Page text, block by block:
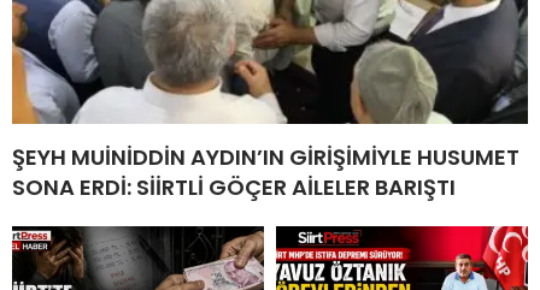
ŞEYH MUİNİDDİN AYDIN’IN GİRİŞİMİYLE HUSUMET
SONA ERDİ: SİİRTLİ GÖÇER AİLELER BARIŞTI